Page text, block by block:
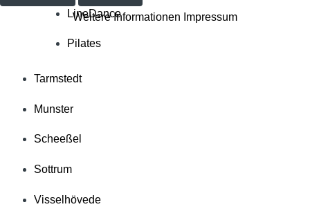
LineDance
Pilates
Tarmstedt
Munster
Scheeßel
Sottrum
Visselhövede
Weitere Informationen Impressum